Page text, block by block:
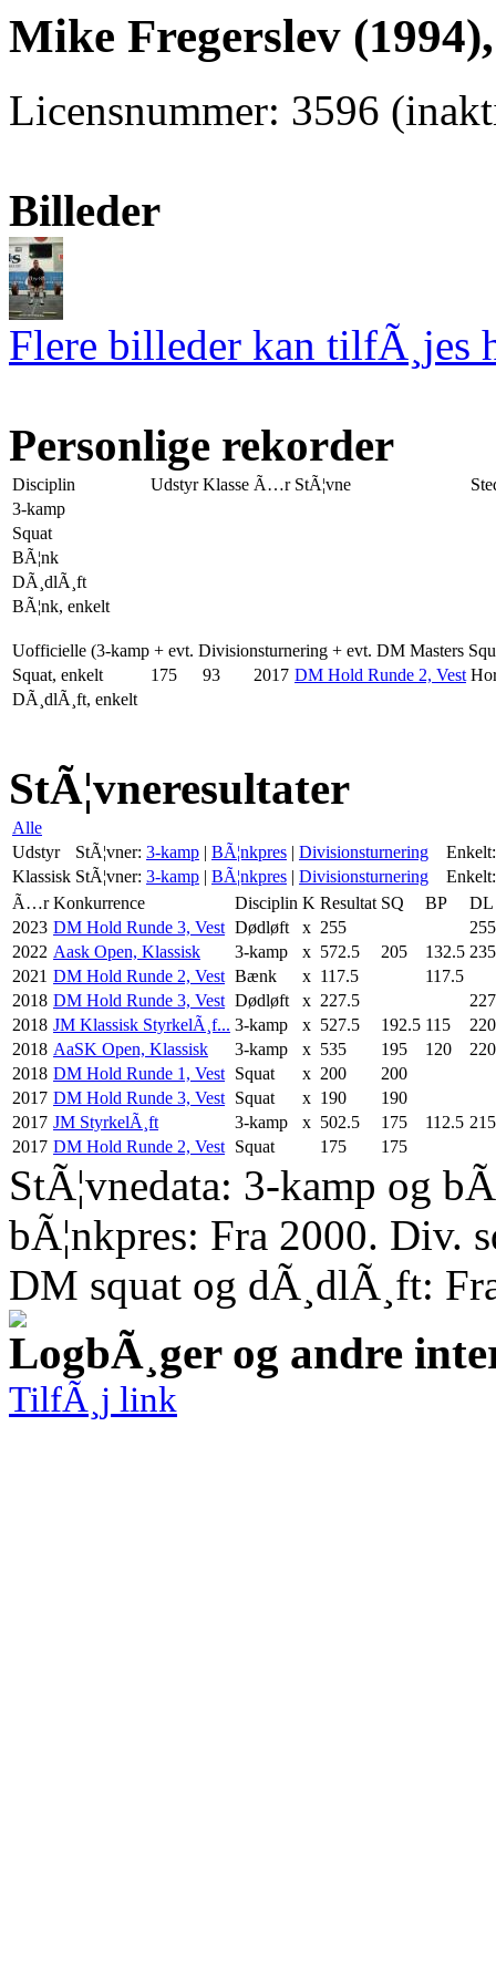
Mike Fregerslev
Licensnummer: 3596
Billeder
Flere billeder kan tilfÃ¸jes
Personlige rekorder
Disciplin Udstyr Klasse Ã…r StÃ¦vne
3-kamp
Squat
BÃ¦nk
DÃ¸dlÃ¸ft
BÃ¦nk, enkelt
Uofficielle (3-kamp + evt. Divisionsturnering + evt. DM Masters
Squat, enkelt
175 93 2017 DM Hold Runde 2, Vest
DÃ¸dlÃ¸ft, enkelt
StÃ¦vneresultater
Alle
Udstyr
StÃ¦vner: 3-kamp | BÃ¦nkpres | Divisionsturnering
Enkelt:
Klassisk StÃ¦vner: 3-kamp | BÃ¦nkpres | Divisionsturnering
Enkelt:
Ã…r Konkurrence Disciplin K Resultat SQ BP
DL
2023 DM Hold Runde 3, Vest Dødløft x 255
255
2022 Aask Open, Klassisk 3-kamp x 572.5 205 132.5 235
2021 DM Hold Runde 2, Vest Bænk x 117.5
117.5
2018 DM Hold Runde 3, Vest Dødløft x 227.5
2018 JM Klassisk StyrkelÃ¸f... 3-kamp x 527.5 192.5 115
220
2018 AaSK Open, Klassisk 3-kamp x 535 195 120
220
2018 DM Hold Runde 1, Vest Squat x 200
200
2017 DM Hold Runde 3, Vest Squat x 190
190
2017 JM StyrkelÃ¸ft 3-kamp x 502.5 175 112.5 215
2017 DM Hold Runde 2, Vest Squat 175 175
StÃ¦vnedata: 3-kamp og
bÃ¦nkpres: Fra 2000. Div.
DM squat og dÃ¸dlÃ¸ft:
LogbÃ¸ger og andre
TilfÃ¸j link